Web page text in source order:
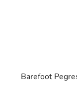
Barefoot